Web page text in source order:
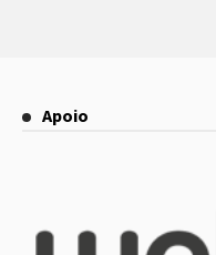
Apoio